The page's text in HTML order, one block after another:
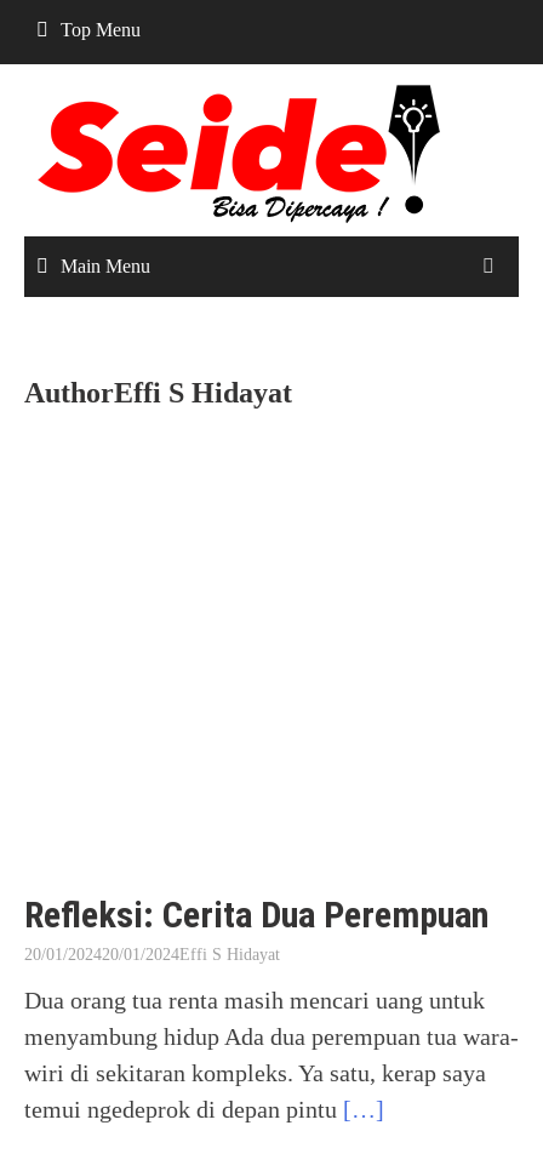
content
Top Menu
Main Menu
AuthorEffi S Hidayat
Refleksi: Cerita Dua Perempuan
20/01/202420/01/2024Effi S Hidayat
Dua orang tua renta masih mencari uang untuk
menyambung hidup Ada dua perempuan tua wara-
wiri di sekitaran kompleks. Ya satu, kerap saya
temui ngedeprok di depan pintu […]